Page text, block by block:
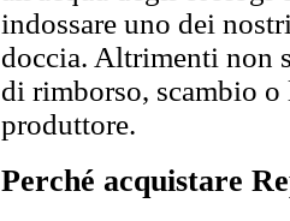
indossare uno dei
doccia. Altrimenti non
di rimborso, scambio
produttore.
Perché acquistare